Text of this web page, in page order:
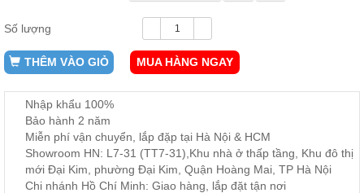
Nội
Ban
Vườn
Số lượng
THÊM VÀO GIỎ MUA HÀNG NGAY
Nhập khẩu 100%
Bảo hành 2 năm
Miễn phí vận chuyển, lắp đặp tại Hà Nội & HCM
Showroom HN: L7-31 (TT7-31),Khu nhà ở thấp tầng, Khu đô thị
mới Đại Kim, phường Đại Kim, Quận Hoàng Mai, TP Hà Nội
Chi nhánh Hồ Chí Minh: Giao hàng, lắp đặt tận nơi